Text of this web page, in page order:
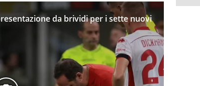
da brividi per i sette nuovi